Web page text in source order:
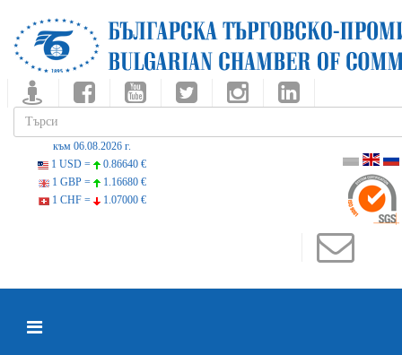
към 06.08.2026 г.
1 USD =
0.86640 €
1 GBP =
1.16680 €
1 CHF =
1.07000 €